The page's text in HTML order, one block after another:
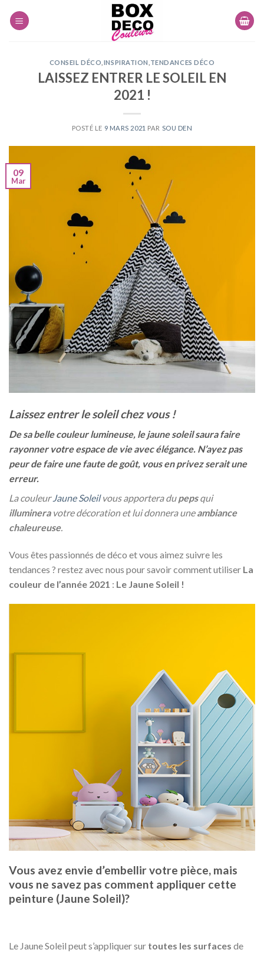
CONSEIL DÉCO INSPIRATION TENDANCES DÉCO
LAISSEZ ENTRER LE SOLEIL EN
2021 !
POSTÉ LE 9 MARS 2021 PAR SOU DEN
09
Mar
Laissez entrer le soleil chez vous !
De sa belle couleur lumineuse, le jaune soleil saura faire
rayonner votre espace de vie avec élégance. N’ayez pas
peur de faire une faute de goût, vous en privez serait une
erreur.
La couleurJaune Soleilvous apportera dupepsqui
illumineravotre décoration et lui donnera uneambiance
chaleureuse.
Vous êtes passionnés de déco et vous aimez suivre les
tendances ? restez avec nous pour savoir comment utiliser La
couleur de l’année 2021 : Le Jaune Soleil !
Vous avez envie d’embellir votre pièce, mais
vous ne savez pas comment appliquer cette
peinture (Jaune Soleil)?
Le Jaune Soleil peut s’appliquer sur toutes les surfaces de